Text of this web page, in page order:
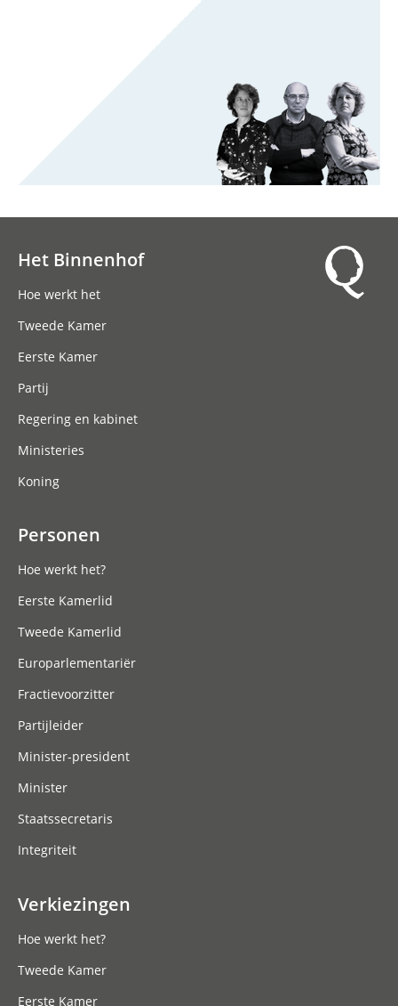
Het Binnenhof
Hoe werkt het
Tweede Kamer
Eerste Kamer
Partij
Regering en kabinet
Ministeries
Koning
Personen
Hoe werkt het?
Eerste Kamerlid
Tweede Kamerlid
Europarlementariër
Fractievoorzitter
Partijleider
Minister-president
Minister
Staatssecretaris
Integriteit
Verkiezingen
Hoe werkt het?
Tweede Kamer
Eerste Kamer